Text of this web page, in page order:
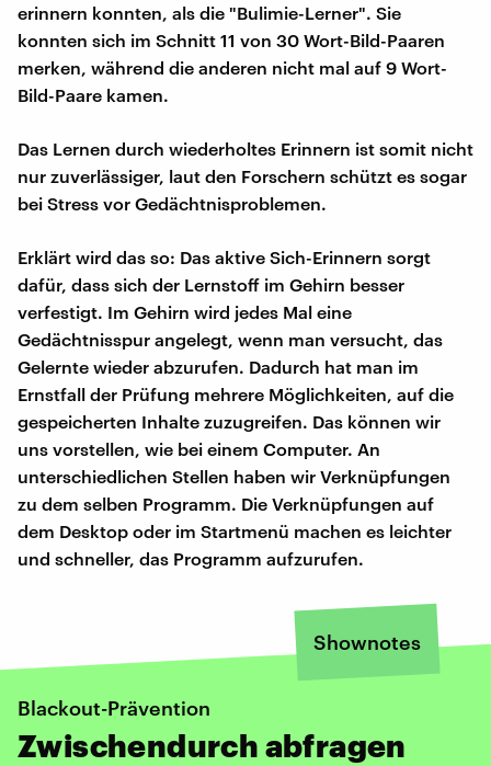
erinnern konnten, als die "Bulimie-Lerner". Sie
konnten sich im Schnitt 11 von 30 Wort-Bild-Paaren
merken, während die anderen nicht mal auf 9 Wort-
Bild-Paare kamen.
Das Lernen durch wiederholtes Erinnern ist somit nicht
nur zuverlässiger, laut den Forschern schützt es sogar
bei Stress vor Gedächtnisproblemen.
Erklärt wird das so: Das aktive Sich-Erinnern sorgt
dafür, dass sich der Lernstoff im Gehirn besser
verfestigt. Im Gehirn wird jedes Mal eine
Gedächtnisspur angelegt, wenn man versucht, das
Gelernte wieder abzurufen. Dadurch hat man im
Ernstfall der Prüfung mehrere Möglichkeiten, auf die
gespeicherten Inhalte zuzugreifen. Das können wir
uns vorstellen, wie bei einem Computer. An
unterschiedlichen Stellen haben wir Verknüpfungen
zu dem selben Programm. Die Verknüpfungen auf
dem Desktop oder im Startmenü machen es leichter
und schneller, das Programm aufzurufen.
Shownotes
Blackout-Prävention
Zwischendurch abfragen